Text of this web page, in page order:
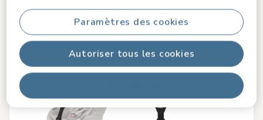
Autoriser tous les cookies
Paramètres des cookies